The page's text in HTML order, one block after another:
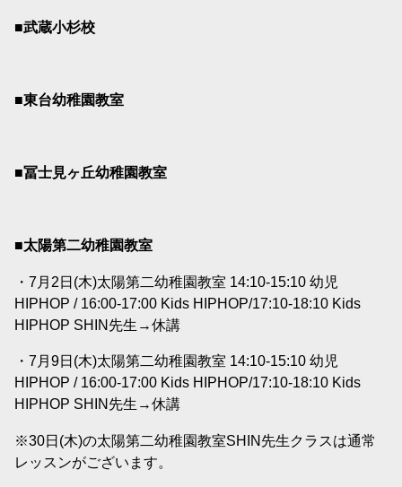
■武蔵小杉校
■東台幼稚園教室
■冨士見ヶ丘幼稚園教室
■太陽第二幼稚園教室
・7月2日(木)太陽第二幼稚園教室 14:10-15:10 幼児
HIPHOP / 16:00-17:00 Kids HIPHOP/17:10-18:10 Kids
HIPHOP SHIN先生→休講
・7月9日(木)太陽第二幼稚園教室 14:10-15:10 幼児
HIPHOP / 16:00-17:00 Kids HIPHOP/17:10-18:10 Kids
HIPHOP SHIN先生→休講
※30日(木)の太陽第二幼稚園教室SHIN先生クラスは通常
レッスンがございます。